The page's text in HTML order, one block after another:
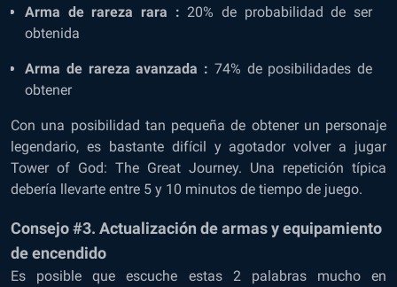
Arma de rareza rara : 20% de probabilidad de ser
obtenida
Arma de rareza avanzada : 74% de posibilidades de
obtener
Con una posibilidad tan pequeña de obtener un personaje
legendario, es bastante difícil y agotador volver a jugar
Tower of God: The Great Journey. Una repetición típica
debería llevarte entre 5 y 10 minutos de tiempo de juego.
Consejo #3. Actualización de armas y equipamiento
de encendido
Es posible que escuche estas 2 palabras mucho en